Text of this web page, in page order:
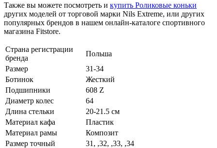
Также вы можете посмотреть и купить Роликовые коньки
других моделей от торговой марки Nils Extreme, или других
популярных брендов в нашем онлайн-каталоге спортивного
магазина Fitstore.
Страна регистрации
бренда
Польша
Размер
31-34
Ботинок
Жесткий
Подшипники
608 Z
Диаметр колес
64
Длина стельки
20-21.5 см
Материал кафа
Пластик
Материал рамы
Композит
Размер точный
31, ,32, ,33, ,34